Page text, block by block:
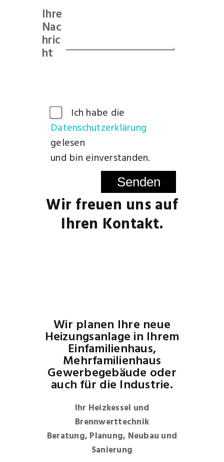
Ihre
Nac
hric
ht
Ich habe die
Datenschutzerklärung
gelesen
und bin einverstanden.
Senden
Wir freuen uns auf
Ihren Kontakt.
Wir planen Ihre neue
Heizungsanlage in Ihrem
Einfamilienhaus,
Mehrfamilienhaus
Gewerbegebäude oder
auch für die Industrie.
Ihr Heizkessel und
Brennwerttechnik
Beratung, Planung, Neubau und
Sanierung